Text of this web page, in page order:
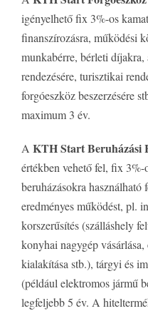
igényelhető fix 3%-os
finanszírozásra, működési
munkabérre, bérleti
rendezésére, turisztikai
forgóeszköz beszerzésére
maximum 3 év.
A KTH Start Beruházási
értékben vehető fel, fix
beruházásokra használható
eredményes működést, pl.
korszerűsítés (szálláshely
konyhai nagygép
kialakítása stb.), tárgyi és
(például elektromos jármű
legfeljebb 5 év. A